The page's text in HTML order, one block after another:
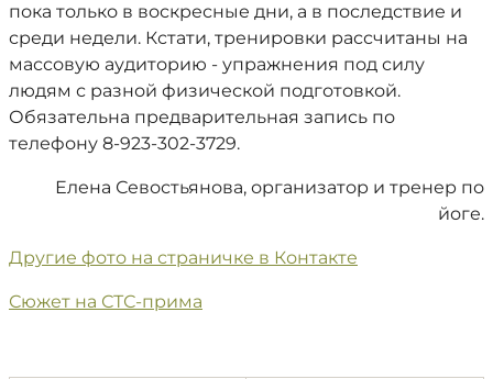
пока только в воскресные дни, а в последствие и
среди недели. Кстати, тренировки рассчитаны на
массовую аудиторию - упражнения под силу
людям с разной физической подготовкой.
Обязательна предварительная запись по
телефону 8-923-302-3729.
Елена Севостьянова, организатор и тренер по
йоге.
Другие фото на страничке в Контакте
Сюжет на СТС-прима